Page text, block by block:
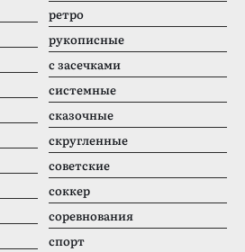
ретро
рукописные
с засечками
системные
сказочные
скругленные
советские
соккер
соревнования
спорт